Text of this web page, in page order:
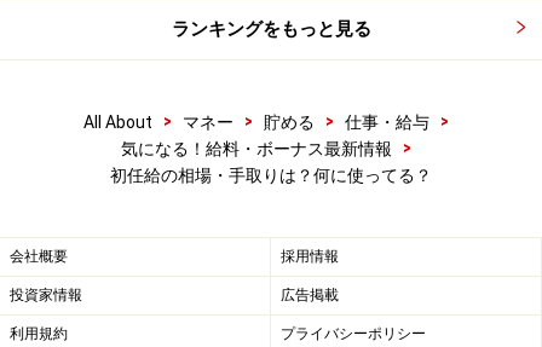
ランキングをもっと見る
All About > マネー > 貯める > 仕事・給与
>
気になる！給料・ボーナス最新情報
>
初任給の相場・手取りは？何に使ってる？
会社概要 採用情報
投資家情報 広告掲載
利用規約 プライバシーポリシー